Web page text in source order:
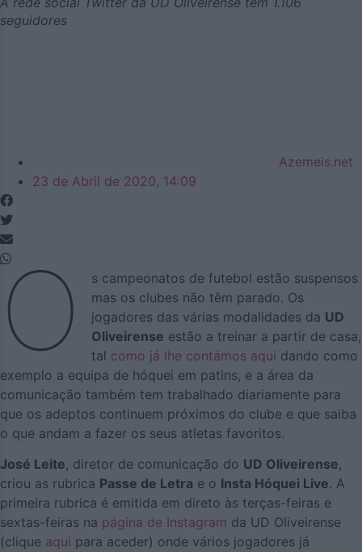
seguidores
Azemeis.net
23 de Abril de 2020, 14:09
O
s campeonatos de futebol estão suspensos
mas os clubes não têm parado. Os
jogadores das várias modalidades da UD
Oliveirense estão a treinar a partir de casa,
tal como já lhe contámos aqui dando como
exemplo a equipa de hóquei em patins, e a área da
comunicação também tem trabalhado diariamente para
que os adeptos continuem próximos do clube e que saiba
o que andam a fazer os seus atletas favoritos.
José Leite, diretor de comunicação do UD Oliveirense,
criou as rubrica Passe de Letra e o Insta Hóquei Live. A
primeira rubrica é emitida em direto às terças-feiras e
sextas-feiras na página de Instagram da UD Oliveirense
(clique aqui para aceder) onde vários jogadores já